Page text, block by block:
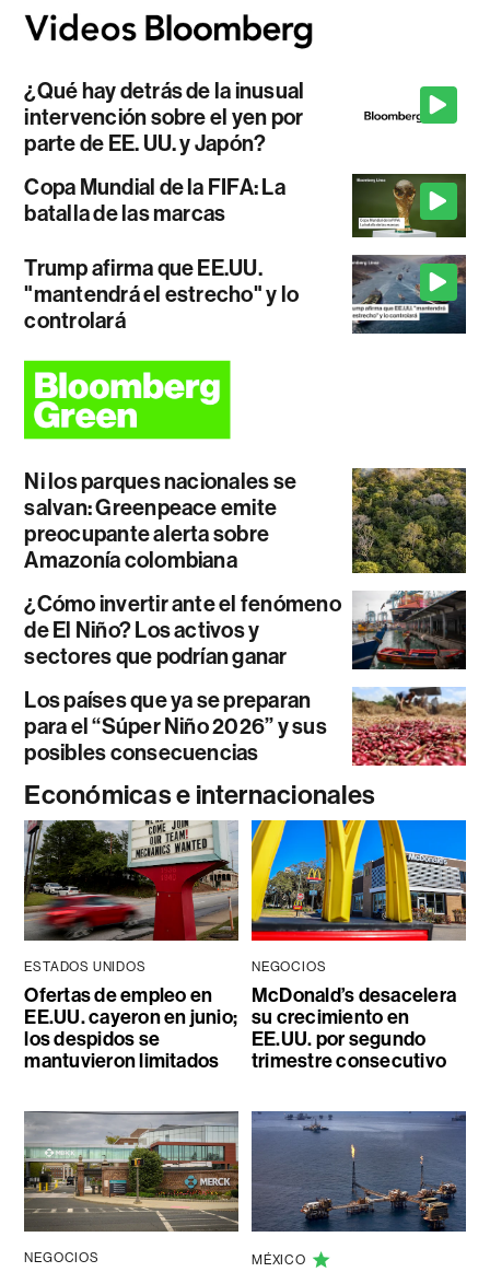
¿Qué hay detrás de la inusual
intervención sobre el yen por
parte de EE. UU. y Japón?
Copa Mundial de la FIFA: La
batalla de las marcas
Trump afirma que EE.UU.
"mantendrá el estrecho" y lo
controlará
Ni los parques nacionales se
salvan: Greenpeace emite
preocupante alerta sobre
Amazonía colombiana
¿Cómo invertir ante el fenómeno
de El Niño? Los activos y
sectores que podrían ganar
Los países que ya se preparan
para el “Súper Niño 2026” y sus
posibles consecuencias
Económicas e internacionales
ESTADOS UNIDOS
Ofertas de empleo en
EE.UU. cayeron en junio;
los despidos se
mantuvieron limitados
NEGOCIOS
McDonald’s desacelera
su crecimiento en
EE.UU. por segundo
trimestre consecutivo
NEGOCIOS MÉXICO